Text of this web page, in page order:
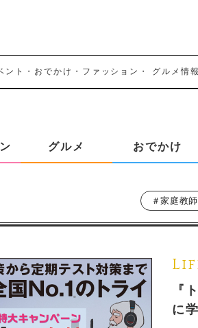
ント・おでかけ・ファッション・ グルメ情
グルメ おでかけ
＃家庭教
『
に